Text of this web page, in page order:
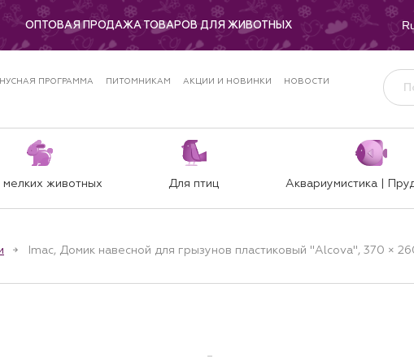
ОПТОВАЯ ПРОДАЖА ТОВАРОВ ДЛЯ ЖИВОТНЫХ
ПРОГРАММА ПИТОМНИКАМ АКЦИИ И НОВИНКИ
НОВОСТИ
мелких животных Для птиц Аквариумистика |
Imac, Домик навесной для грызунов пластиковый "Alcova", 370 ×